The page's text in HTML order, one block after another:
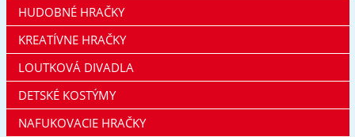
HUDOBNÉ HRAČKY
KREATÍVNE HRAČKY
LOUTKOVÁ DIVADLA
DETSKÉ KOSTÝMY
NAFUKOVACIE HRAČKY